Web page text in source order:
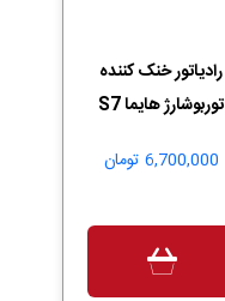
رادیاتور خنک کننده
توربوشارژ هایما S7
6,700,000 تومان